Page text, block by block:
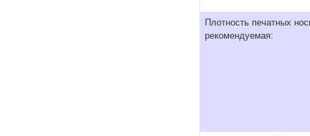
Плотность печатных
рекомендуемая: